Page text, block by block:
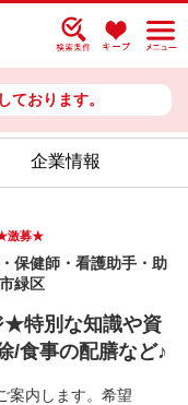
ております。
企業情報
激募★
保健師・看護助手・助
緑区
★特別な知識や資
/食事の配膳など♪
案内します。希望